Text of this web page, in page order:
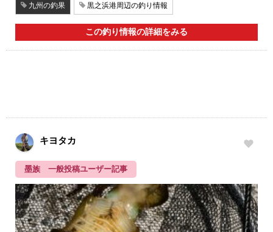
九州の釣果 黒之浜港周辺の釣り情報
この釣り情報の詳細をみる
キヨタカ
墨族 一般投稿ユーザー記事